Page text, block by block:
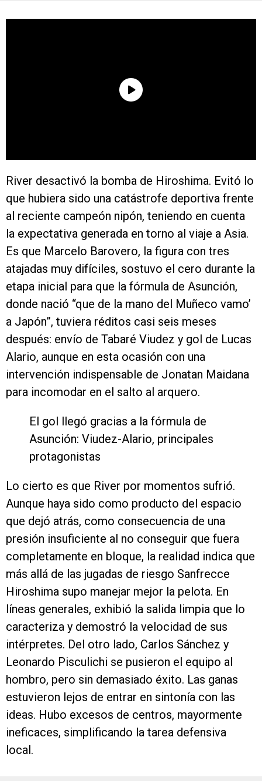
River desactivó la bomba de Hiroshima. Evitó lo
que hubiera sido una catástrofe deportiva frente
al reciente campeón nipón, teniendo en cuenta
la expectativa generada en torno al viaje a Asia.
Es que Marcelo Barovero, la figura con tres
atajadas muy difíciles, sostuvo el cero durante la
etapa inicial para que la fórmula de Asunción,
donde nació “que de la mano del Muñeco vamo’
a Japón”, tuviera réditos casi seis meses
después: envío de Tabaré Viudez y gol de Lucas
Alario, aunque en esta ocasión con una
intervención indispensable de Jonatan Maidana
para incomodar en el salto al arquero.
El gol llegó gracias a la fórmula de
Asunción: Viudez-Alario, principales
protagonistas
Lo cierto es que River por momentos sufrió.
Aunque haya sido como producto del espacio
que dejó atrás, como consecuencia de una
presión insuficiente al no conseguir que fuera
completamente en bloque, la realidad indica que
más allá de las jugadas de riesgo Sanfrecce
Hiroshima supo manejar mejor la pelota. En
líneas generales, exhibió la salida limpia que lo
caracteriza y demostró la velocidad de sus
intérpretes. Del otro lado, Carlos Sánchez y
Leonardo Pisculichi se pusieron el equipo al
hombro, pero sin demasiado éxito. Las ganas
estuvieron lejos de entrar en sintonía con las
ideas. Hubo excesos de centros, mayormente
ineficaces, simplificando la tarea defensiva
local.